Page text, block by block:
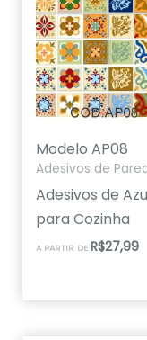
Modelo AP08
Adesivos de
Adesivos de
para Cozinha
A PARTIR DE R$27,99